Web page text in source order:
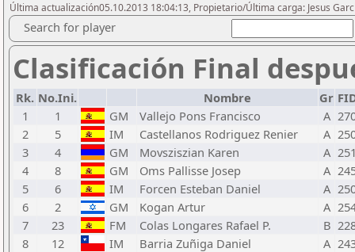
Última actualización05.10.2013 18:04:13, Propietario/Última carga: Jesus
Search for player
Clasificación Final
Rk. No.Ini. Nombre Gr
1
1 GM Vallejo Pons Francisco A
2
5 IM Castellanos Rodriguez Renier A
3
4 GM Movsziszian Karen A
4
8 GM Oms Pallisse Josep A
5
6 IM Forcen Esteban Daniel A
6
2 GM Kogan Artur A
7
23 FM Colas Longares Rafael P. B
8
12 IM Barria Zuñiga Daniel A